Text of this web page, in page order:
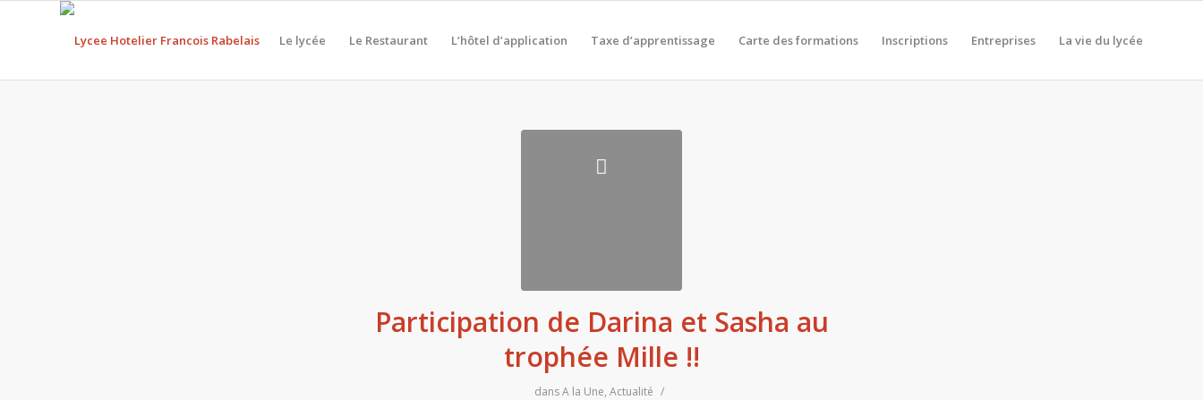
Le lycée Le Restaurant L’hôtel d’application Taxe d’apprentissage Carte des formations Inscriptions Entreprises La vie du lycée
Participation de Darina et Sasha au
trophée Mille !!
dansA la Une, Actualité /